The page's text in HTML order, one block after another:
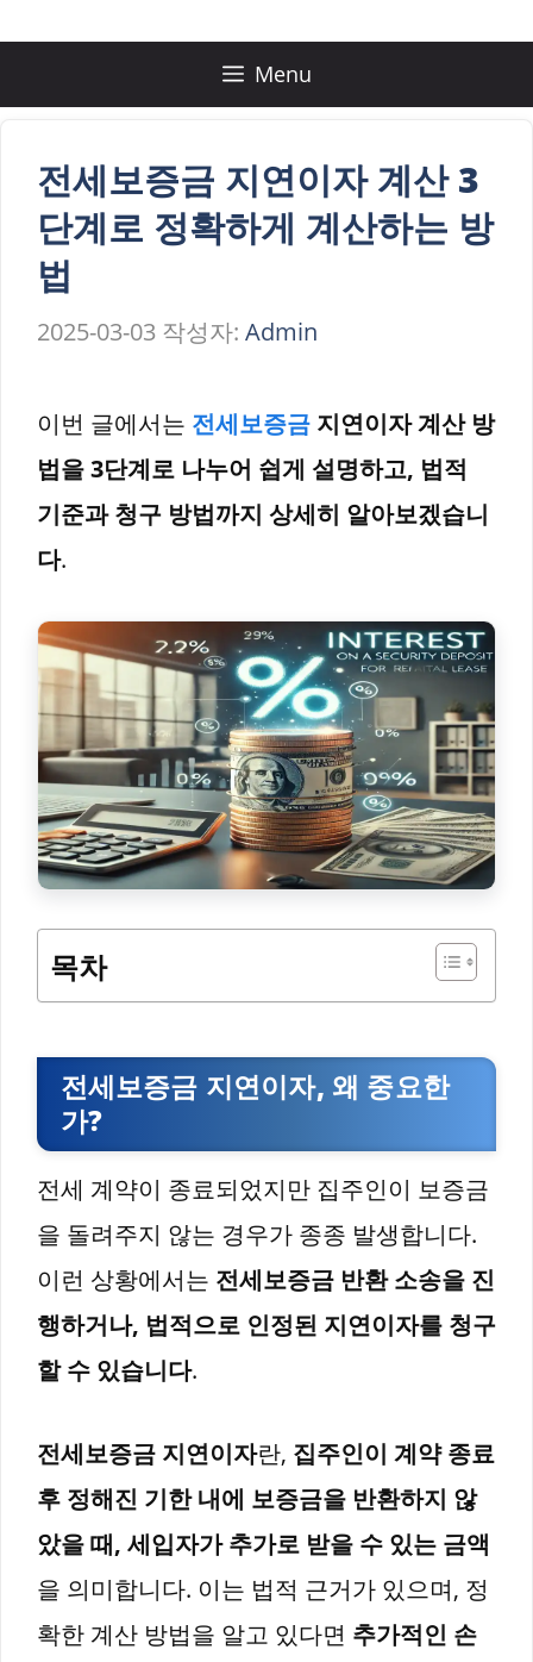
츠
Menu
전세보증금 지연이자 계산 3
단계로 정확하게 계산하는 방
법
2025-03-03 작성자: Admin
이번 글에서는 전세보증금 지연이자 계산 방
법을 3단계로 나누어 쉽게 설명하고, 법적
기준과 청구 방법까지 상세히 알아보겠습니
다.
목차
전세보증금 지연이자, 왜 중요한
가?
전세 계약이 종료되었지만 집주인이 보증금
을 돌려주지 않는 경우가 종종 발생합니다.
이런 상황에서는 전세보증금 반환 소송을 진
행하거나, 법적으로 인정된 지연이자를 청구
할 수 있습니다.
전세보증금 지연이자란, 집주인이 계약 종료
후 정해진 기한 내에 보증금을 반환하지 않
았을 때, 세입자가 추가로 받을 수 있는 금액
을 의미합니다. 이는 법적 근거가 있으며, 정
확한 계산 방법을 알고 있다면 추가적인 손